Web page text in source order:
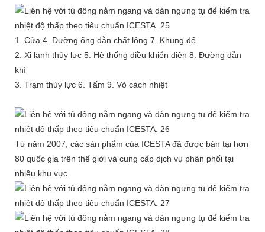
1. Cửa 4. Đường ống dẫn chất lỏng 7. Khung đế
2. Xi lanh thủy lực 5. Hệ thống điều khiển điện 8. Đường dẫn
khí
3. Trạm thủy lực 6. Tấm 9. Vỏ cách nhiệt
Từ năm 2007, các sản phẩm của ICESTA đã được bán tại hơn
80 quốc gia trên thế giới và cung cấp dịch vụ phân phối tại
nhiều khu vực.